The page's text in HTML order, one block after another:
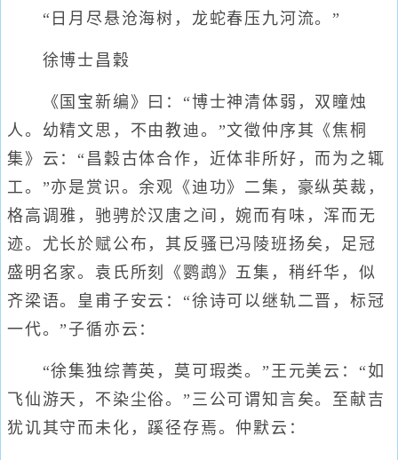
“日月尽悬沧海树，龙蛇春压九河流。”
徐博士昌穀
《国宝新编》曰：“博士神清体弱，双瞳烛
人。幼精文思，不由教迪。”文徵仲序其《焦桐
集》云：“昌穀古体合作，近体非所好，而为之辄
工。”亦是赏识。余观《迪功》二集，豪纵英裁，
格高调雅，驰骋於汉唐之间，婉而有味，浑而无
迹。尤长於赋公布，其反骚已冯陵班扬矣，足冠
盛明名家。袁氏所刻《鹦鹉》五集，稍纤华，似
齐梁语。皇甫子安云：“徐诗可以继轨二晋，标冠
一代。”子循亦云：
“徐集独综菁英，莫可瑕类。”王元美云：“如
飞仙游天，不染尘俗。”三公可谓知言矣。至献吉
犹讥其守而未化，蹊径存焉。仲默云：